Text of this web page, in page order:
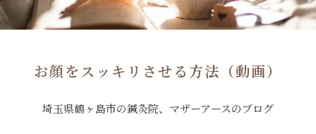
お顔をスッキリさせる方法（動画）
埼玉県鶴ヶ島市の鍼灸院、マザーアースのブログ